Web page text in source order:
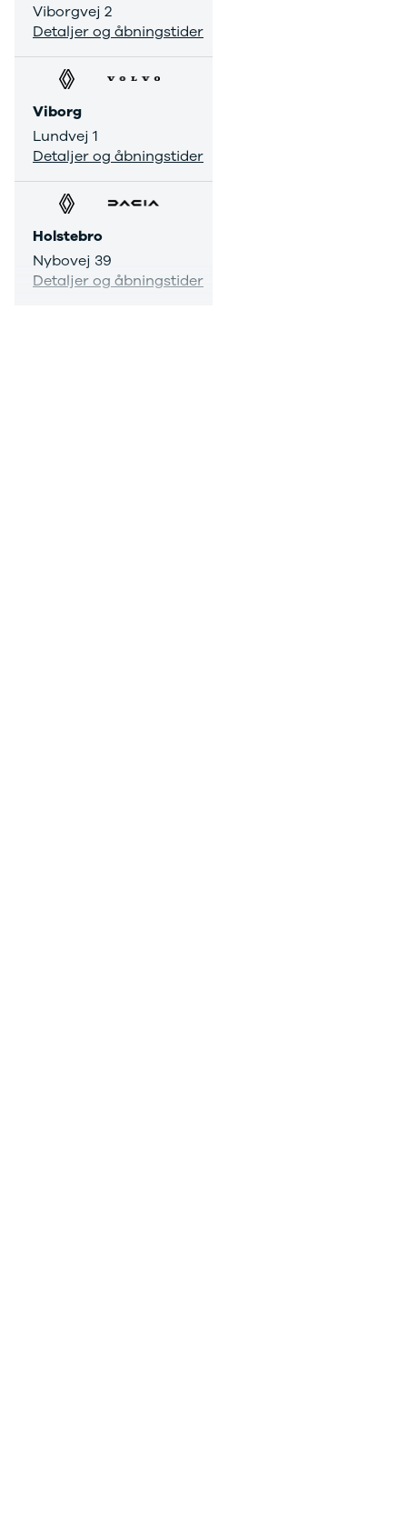
Viborgvej 2
Detaljer og åbningstider
Viborg
Lundvej 1
Detaljer og åbningstider
Holstebro
Nybovej 39
Detaljer og åbningstider